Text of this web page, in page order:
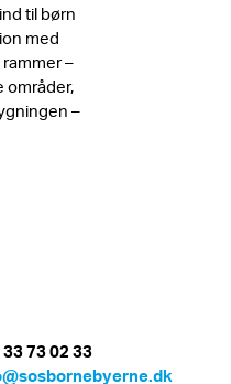
til børn
med
–
områder,
–
33 73 02 33